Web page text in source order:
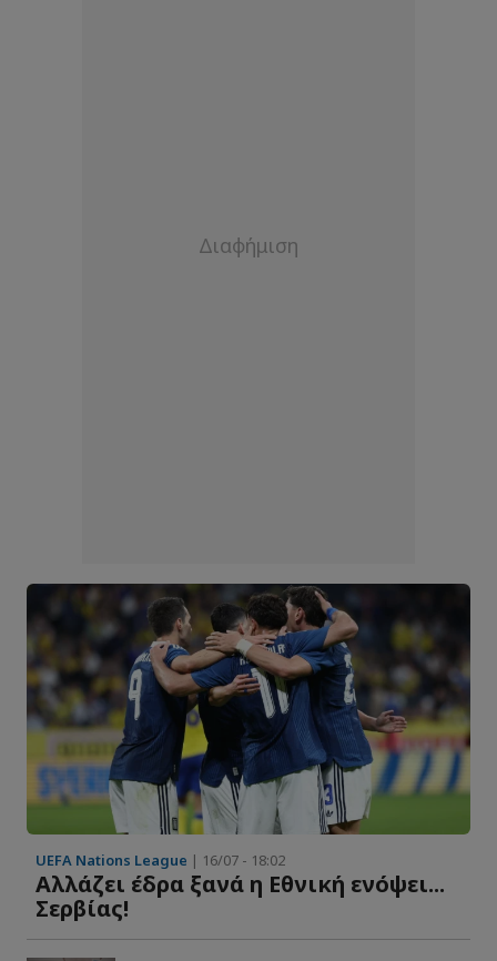
UEFA Nations League | 16/07 - 18:02
Αλλάζει έδρα ξανά η Εθνική ενόψει...
Σερβίας!